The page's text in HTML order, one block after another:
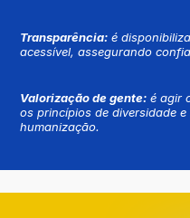
Transparência: é
acessível, assegurando
Valorização de gente: é agir
os princípios de diversidade
humanização.